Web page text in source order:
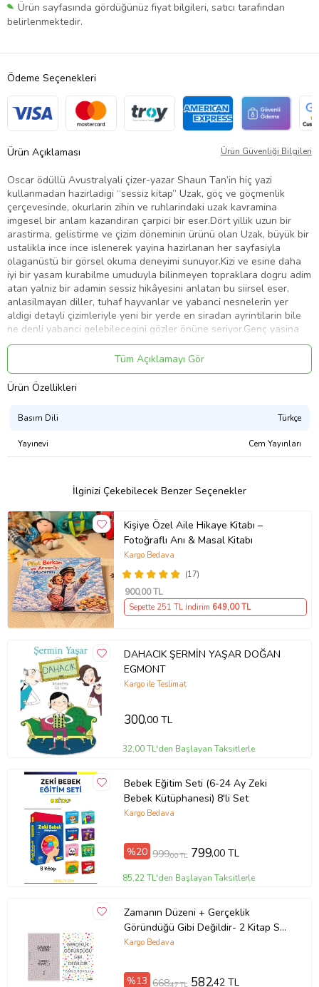
Ürün sayfasında gördüğünüz fiyat bilgileri, satıcı tarafından
belirlenmektedir.
Ödeme Seçenekleri
Ürün Açıklaması Ürün Güvenliği Bilgileri
Oscar ödüllü Avustralyali çizer-yazar Shaun Tan’in hiç yazi
kullanmadan hazirladigi “sessiz kitap” Uzak, göç ve göçmenlik
çerçevesinde, okurlarin zihin ve ruhlarindaki uzak kavramina
imgesel bir anlam kazandiran çarpici bir eser.Dört yillik uzun bir
arastirma, gelistirme ve çizim döneminin ürünü olan Uzak, büyük bir
ustalikla ince ince islenerek yayina hazirlanan her sayfasiyla
olaganüstü bir görsel okuma deneyimi sunuyor.Kizi ve esine daha
iyi bir yasam kurabilme umuduyla bilinmeyen topraklara dogru adim
atan yalniz bir adamin sessiz hikâyesini anlatan bu siirsel eser,
anlasilmayan diller, tuhaf hayvanlar ve yabanci nesnelerin yer
aldigi detayli çizimleriyle yeni bir yerde en siradan ayrintilarin bile
ne denli yabanci gelebilecegini gözler önüne seriyor.Genç yasina
ragmen, çizerlik ve yazarlik kariyerine sayisiz büyük ödül sigdiran
Shaun Tan, 2011 yilinda çocuk ve gençlik edebiyatina katkilarindan
ötürü Astrid Lindgren Anma Ödülü’nü (ALMA) almaya hak
kazanarak son yillarin en ünlü illüstratörlerinden biri olarak
çagiriyor…
Yazar: Shaun Tan
Basım Yılı: 2014
Kapak Türü: Ciltli
Sayfa Sayısı: 128
Kağıt Cinsi: Kuşe Kağıt
Çevirmen:
Ürün Kodu:kcm3128017
Tüm Açıklamayı Gör
Ürün Özellikleri
Basım Dili Türkçe
Yayınevi Cem Yayınları
İlginizi Çekebilecek Benzer Seçenekler
Kişiye Özel Aile Hikaye Kitabı –
Fotoğraflı Anı & Masal Kitabı
(17)
Kargo Bedava
900,00 TL
Sepette 251 TL İndirim 649,00 TL
DAHACIK ŞERMİN YAŞAR DOĞAN
EGMONT
Kargo ile Teslimat
300,00 TL
32,00 TL'den Başlayan Taksitlerle
Bebek Eğitim Seti (6-24 Ay Zeki
Bebek Kütüphanesi) 8'li Set
Kargo Bedava
%20 999,00 TL 799,00 TL
85,22 TL'den Başlayan Taksitlerle
Zamanın Düzeni + Gerçeklik
Göründüğü Gibi Değildir- 2 Kitap Set
- Iş Bankası Özel Set Zamanın
Kargo Bedava
%13 668,47 TL 582,42 TL